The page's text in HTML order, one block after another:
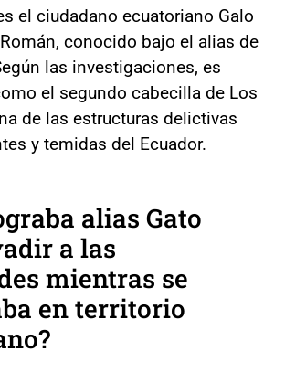
el ciudadano ecuatoriano Galo
conocido bajo el alias de
las investigaciones, es
el segundo cabecilla de Los
de las estructuras delictivas
y temidas del Ecuador.
alias Gato
a las
mientras se
en territorio